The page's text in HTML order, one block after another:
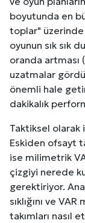
boyutunda en
toplar"
oyunun sık sık
oranda artması
uzatmalar
önemli hale
dakikalık
Taktiksel olarak
Eskiden ofsayt
ise milimetrik
çizgiyi nerede
gerektiriyor.
sıklığını ve
takımları nasıl